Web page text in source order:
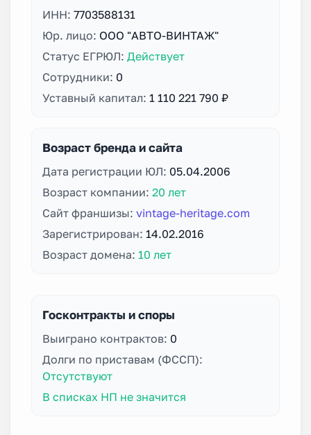
ИНН: 7703588131
Юр. лицо: ООО "АВТО-ВИНТАЖ"
Статус ЕГРЮЛ: Действует
Сотрудники: 0
Уставный капитал: 1 110 221 790 ₽
Возраст бренда и сайта
Дата регистрации ЮЛ: 05.04.2006
Возраст компании: 20 лет
Сайт франшизы: vintage-heritage.com
Зарегистрирован: 14.02.2016
Возраст домена: 10 лет
Госконтракты и споры
Выиграно контрактов: 0
Долги по приставам (ФССП):
Отсутствуют
В списках НП не значится